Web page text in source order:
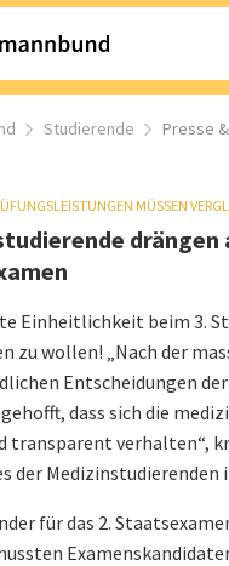
Studierende Presse
MÜSSEN
Einheitlichkeit beim 3.
zu wollen! „Nach der
Entscheidungen
dass sich die
transparent verhalten“,
der
für das 2.